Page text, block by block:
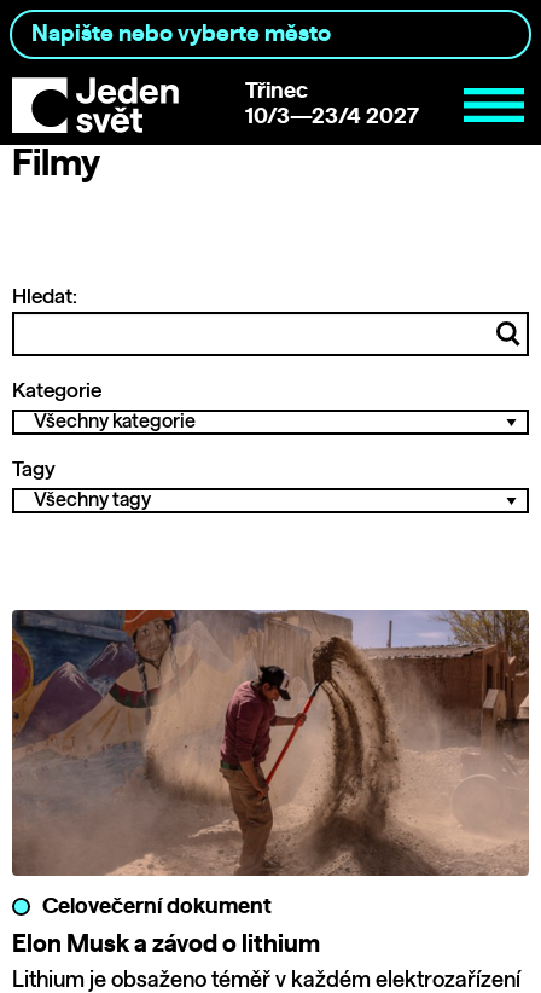
Třinec
10/3—23/4 2027
Filmy
Hledat:
Kategorie
Tagy
Celovečerní dokument
Elon Musk a závod o lithium
Lithium je obsaženo téměř v každém elektrozařízení